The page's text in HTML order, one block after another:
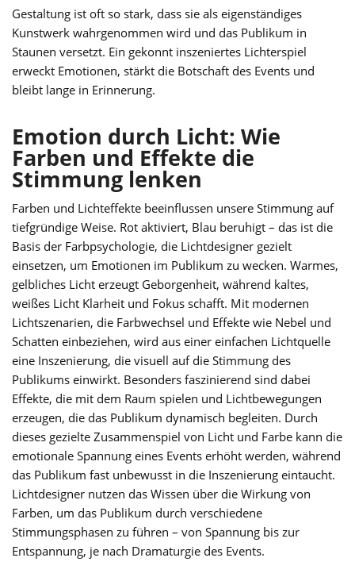
Gestaltung ist oft so stark, dass sie als eigenständiges
Kunstwerk wahrgenommen wird und das Publikum in
Staunen versetzt. Ein gekonnt inszeniertes Lichterspiel
erweckt Emotionen, stärkt die Botschaft des Events und
bleibt lange in Erinnerung.
Emotion durch Licht: Wie
Farben und Effekte die
Stimmung lenken
Farben und Lichteffekte beeinflussen unsere Stimmung auf
tiefgründige Weise. Rot aktiviert, Blau beruhigt – das ist die
Basis der Farbpsychologie, die Lichtdesigner gezielt
einsetzen, um Emotionen im Publikum zu wecken. Warmes,
gelbliches Licht erzeugt Geborgenheit, während kaltes,
weißes Licht Klarheit und Fokus schafft. Mit modernen
Lichtszenarien, die Farbwechsel und Effekte wie Nebel und
Schatten einbeziehen, wird aus einer einfachen Lichtquelle
eine Inszenierung, die visuell auf die Stimmung des
Publikums einwirkt. Besonders faszinierend sind dabei
Effekte, die mit dem Raum spielen und Lichtbewegungen
erzeugen, die das Publikum dynamisch begleiten. Durch
dieses gezielte Zusammenspiel von Licht und Farbe kann die
emotionale Spannung eines Events erhöht werden, während
das Publikum fast unbewusst in die Inszenierung eintaucht.
Lichtdesigner nutzen das Wissen über die Wirkung von
Farben, um das Publikum durch verschiedene
Stimmungsphasen zu führen – von Spannung bis zur
Entspannung, je nach Dramaturgie des Events.